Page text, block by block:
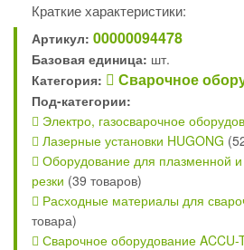
Краткие характеристики:
Артикул: 00000094478
Базовая единица: шт.
Категория:
Сварочное
Под-категории:
Электро, газосварочное
Лазерные установки HUGONG
Оборудование для плазменной и
резки (39 товаров)
Расходные материалы для
товара)
Сварочное оборудование ACCU-